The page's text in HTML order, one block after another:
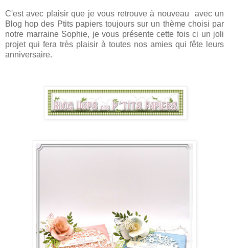
C'est avec plaisir que je vous retrouve à nouveau avec un
Blog hop des Ptits papiers toujours sur un thème choisi par
notre marraine Sophie, je vous présente cette fois ci un joli
projet qui fera très plaisir à toutes nos amies qui fête leurs
anniversaire.